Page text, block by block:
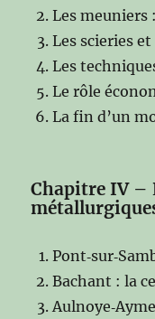
Les meuniers
Les scieries
Les
Le rôle
La fin d’un
Chapitre IV –
Bachant : la